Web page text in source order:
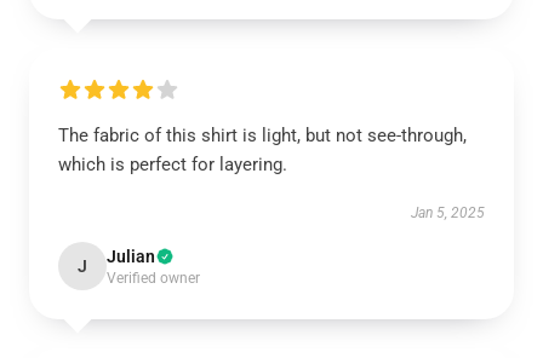
The fabric of this shirt is light, but not see-through,
which is perfect for layering.
Jan 5, 2025
J Julian
Verified owner